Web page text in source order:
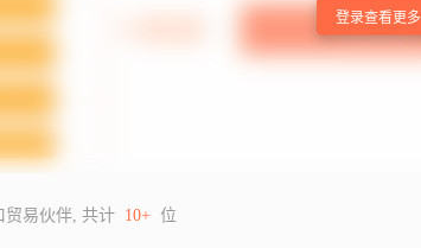
登录查看更多
贸易伙伴, 共计 10+ 位